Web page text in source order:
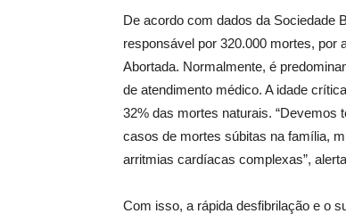
De acordo com dados da Sociedade
responsável por 320.000 mortes, por
Abortada. Normalmente, é
de atendimento médico. A idade
32% das mortes naturais. “Devemos
casos de mortes súbitas na família,
arritmias cardíacas complexas”,
Com isso, a rápida desfibrilação e o